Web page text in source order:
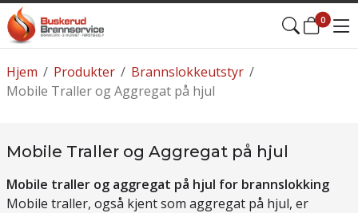
0
/
Hjem /
Produkter /
Brannslokkeutstyr
Mobile Traller og Aggregat på hjul
Mobile Traller og Aggregat på hjul
Mobile traller og aggregat på hjul for brannslokking
Mobile traller, også kjent som aggregat på hjul, er